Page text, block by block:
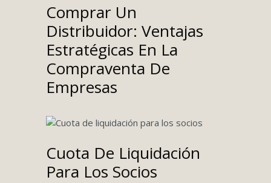
Comprar Un
Distribuidor: Ventajas
Estratégicas En La
Compraventa De
Empresas
Cuota De Liquidación
Para Los Socios